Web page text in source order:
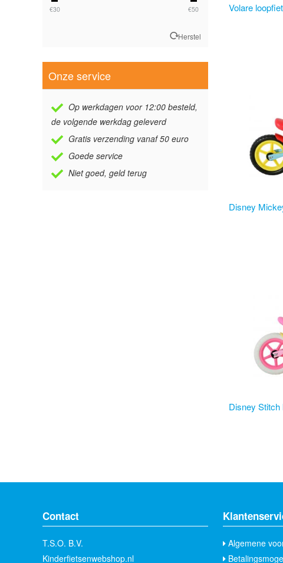
€30 €50
Herstel
Onze service
Op werkdagen voor 12:00 besteld,
de volgende werkdag geleverd
Gratis verzending vanaf 50 euro
Goede service
Niet goed, geld terug
Volare
Disney
Disney
Contact
T.S.O. B.V.
Kinderfietsenwebshop.nl
Algemene